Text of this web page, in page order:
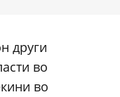
други
во
во